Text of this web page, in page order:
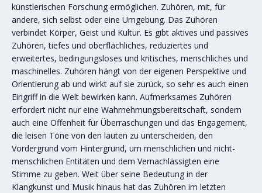
künstlerischen Forschung ermöglichen. Zuhören, mit, für
andere, sich selbst oder eine Umgebung. Das Zuhören
verbindet Körper, Geist und Kultur. Es gibt aktives und passives
Zuhören, tiefes und oberflächliches, reduziertes und
erweitertes, bedingungsloses und kritisches, menschliches und
maschinelles. Zuhören hängt von der eigenen Perspektive und
Orientierung ab und wirkt auf sie zurück, so sehr es auch einen
Eingriff in die Welt bewirken kann. Aufmerksames Zuhören
erfordert nicht nur eine Wahrnehmungsbereitschaft, sondern
auch eine Offenheit für Überraschungen und das Engagement,
die leisen Töne von den lauten zu unterscheiden, den
Vordergrund vom Hintergrund, um menschlichen und nicht-
menschlichen Entitäten und dem Vernachlässigten eine
Stimme zu geben. Weit über seine Bedeutung in der
Klangkunst und Musik hinaus hat das Zuhören im letzten